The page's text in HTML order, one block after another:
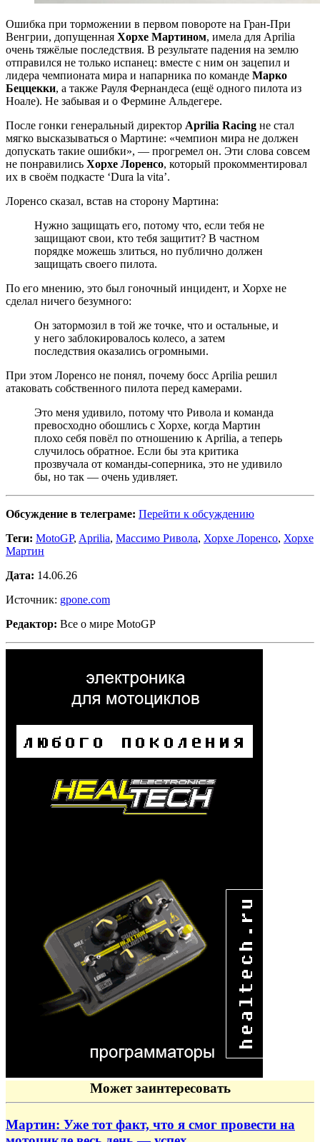
Ошибка при торможении в первом повороте на Гран-При
Венгрии, допущенная Хорхе Мартином, имела для Aprilia
очень тяжёлые последствия. В результате падения на землю
отправился не только испанец: вместе с ним он зацепил и
лидера чемпионата мира и напарника по команде Марко
Беццекки, а также Рауля Фернандеса (ещё одного пилота из
Ноале). Не забывая и о Фермине Альдегере.
После гонки генеральный директор Aprilia Racing не стал
мягко высказываться о Мартине: «чемпион мира не должен
допускать такие ошибки», — прогремел он. Эти слова совсем
не понравились Хорхе Лоренсо, который прокомментировал
их в своём подкасте ‘Dura la vita’.
Лоренсо сказал, встав на сторону Мартина:
Нужно защищать его, потому что, если тебя не
защищают свои, кто тебя защитит? В частном
порядке можешь злиться, но публично должен
защищать своего пилота.
По его мнению, это был гоночный инцидент, и Хорхе не
сделал ничего безумного:
Он затормозил в той же точке, что и остальные, и
у него заблокировалось колесо, а затем
последствия оказались огромными.
При этом Лоренсо не понял, почему босс Aprilia решил
атаковать собственного пилота перед камерами.
Это меня удивило, потому что Ривола и команда
превосходно обошлись с Хорхе, когда Мартин
плохо себя повёл по отношению к Aprilia, а теперь
случилось обратное. Если бы эта критика
прозвучала от команды-соперника, это не удивило
бы, но так — очень удивляет.
Обсуждение в телеграме: Перейти к обсуждению
Теги: MotoGP, Aprilia, Массимо Ривола, Хорхе Лоренсо, Хорхе
Мартин
Дата: 14.06.26
Источник: gpone.com
Редактор: Все о мире MotoGP
Может заинтересовать
Мартин: Уже тот факт, что я смог провести на